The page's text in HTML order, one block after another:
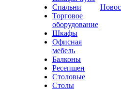
Спальни
Торговое
оборудование
Шкафы
Офисная
мебель
Балконы
Ресепшен
Столовые
Столы